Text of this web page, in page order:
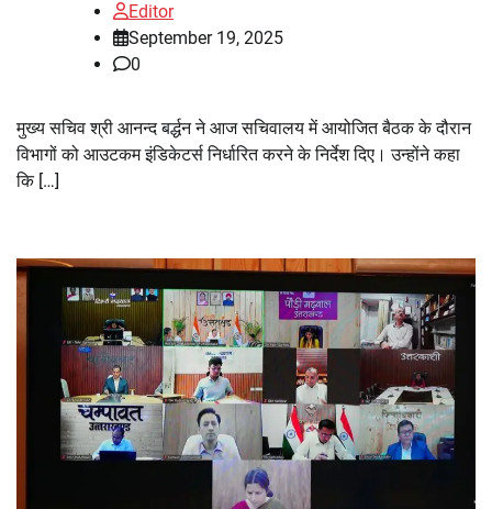
Editor
September 19, 2025
0
मुख्य सचिव श्री आनन्द बर्द्धन ने आज सचिवालय में आयोजित बैठक के दौरान
विभागों को आउटकम इंडिकेटर्स निर्धारित करने के निर्देश दिए। उन्होंने कहा
कि […]